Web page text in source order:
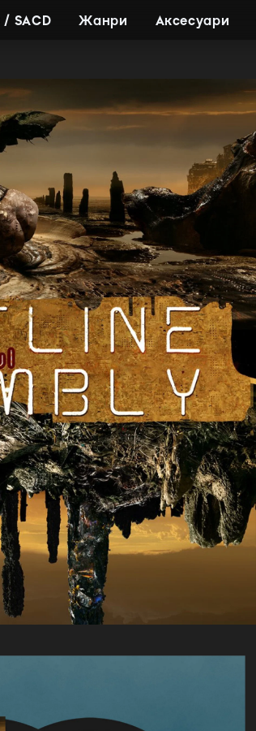
/ SACD Жанри Аксесуари